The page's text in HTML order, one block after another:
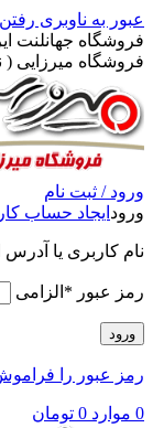
عبور به ناوبری
فروشگاه جهانلنت
فروشگاه میرزایی (
ورود / ثبت نام
ورود ایجاد حساب
نام کاربری یا آدرس
رمز عبور * الزامی
ورود
رمز عبور را
0 موارد 0 تومان